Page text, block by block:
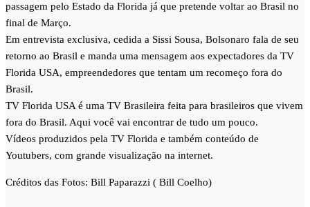
passagem pelo Estado da Florida já que pretende voltar ao Brasil no
final de Março.
Em entrevista exclusiva, cedida a Sissi Sousa, Bolsonaro fala de seu
retorno ao Brasil e manda uma mensagem aos expectadores da TV
Florida USA, empreendedores que tentam um recomeço fora do
Brasil.
TV Florida USA é uma TV Brasileira feita para brasileiros que vivem
fora do Brasil. Aqui você vai encontrar de tudo um pouco.
Vídeos produzidos pela TV Florida e também conteúdo de
Youtubers, com grande visualização na internet.
Créditos das Fotos: Bill Paparazzi ( Bill Coelho)